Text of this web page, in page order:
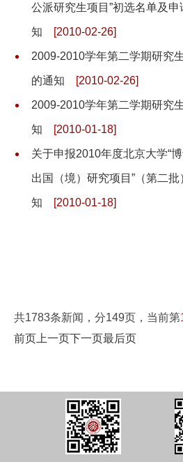
公派研究生项目”初选名单及申
知 [2010-02-26]
2009-2010学年第二学期研究
的通知 [2010-02-26]
2009-2010学年第二学期研究
知 [2010-01-18]
关于申报2010年度北京大学“
出国（境）研究项目”（第二批
知 [2010-01-18]
共1783条新闻，分149页，当前第
前页 上一页下一页最后页